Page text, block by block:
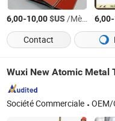
6,00-10,00$US/Mètre Carré 6,00-
Contact
Wuxi New Atomic Metal
Société Commerciale OEM/